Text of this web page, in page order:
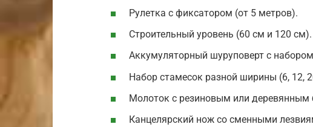
Рулетка с фиксатором (от 5 метров).
Строительный уровень (60 см и 120 см).
Аккумуляторный шуруповерт с
Набор стамесок разной ширины (6, 12,
Молоток с резиновым или деревянным
Канцелярский нож со сменными